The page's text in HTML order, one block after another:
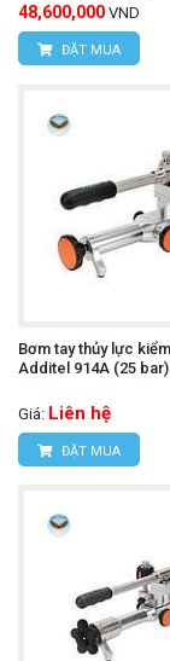
48,600,000 VND
ĐẶT MUA
Bơm tay thủy lực
Additel 914A (25 bar)
Giá: Liên hệ
ĐẶT MUA